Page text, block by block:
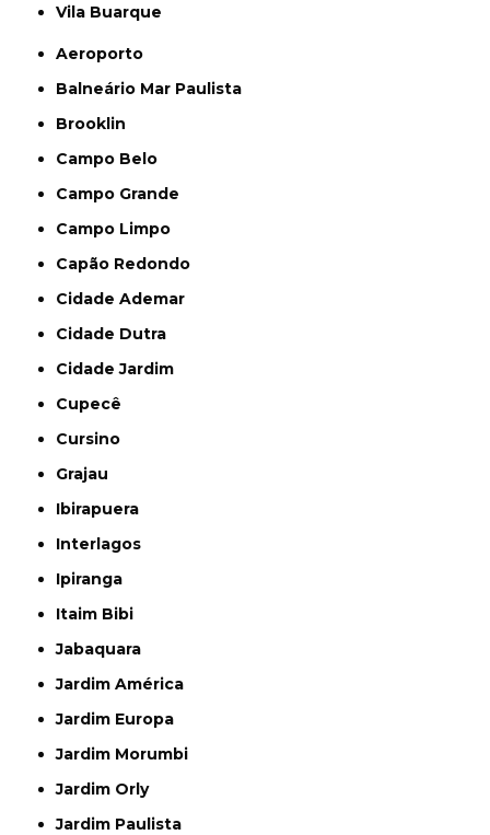
Vila Buarque
Aeroporto
Balneário Mar Paulista
Brooklin
Campo Belo
Campo Grande
Campo Limpo
Capão Redondo
Cidade Ademar
Cidade Dutra
Cidade Jardim
Cupecê
Cursino
Grajau
Ibirapuera
Interlagos
Ipiranga
Itaim Bibi
Jabaquara
Jardim América
Jardim Europa
Jardim Morumbi
Jardim Orly
Jardim Paulista